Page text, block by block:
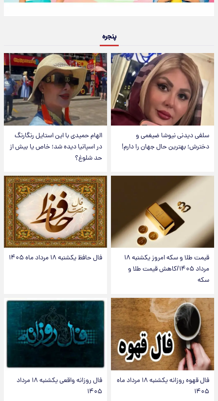
پنجره
سلفی دیدنی نیوشا ضیغمی و
دخترش؛ بهترین حال جهان را دارم!
الهام حمیدی با این استایل رنگارنگ
در اسپانیا دیده شد؛ خاص یا بیش از
حد شلوغ؟
قیمت طلا و سکه امروز یکشنبه ۱۸
مرداد ۱۴۰۵/کاهش قیمت طلا و
سکه
فال حافظ یکشنبه ۱۸ مرداد ماه ۱۴۰۵
فال قهوه روزانه یکشنبه ۱۸ مرداد ماه
۱۴۰۵
فال روزانه واقعی یکشنبه ۱۸ مرداد
۱۴۰۵